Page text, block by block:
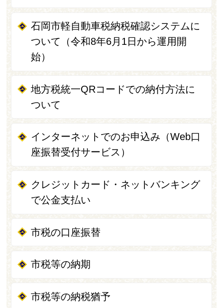
石岡市軽自動車税納税確認システムに
ついて（令和8年6月1日から運用開
始）
地方税統一QRコードでの納付方法に
ついて
インターネットでのお申込み（Web口
座振替受付サービス）
クレジットカード・ネットバンキング
で公金支払い
市税の口座振替
市税等の納期
市税等の納税猶予